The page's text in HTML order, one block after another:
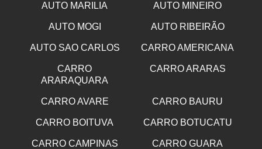
AUTO MARILIA AUTO MINEIRO
AUTO MOGI AUTO RIBEIRÃO
AUTO SAO CARLOS CARRO AMERICANA
CARRO
ARARAQUARA
CARRO ARARAS
CARRO AVARE CARRO BAURU
CARRO BOITUVA CARRO BOTUCATU
CARRO CAMPINAS CARRO GUARA